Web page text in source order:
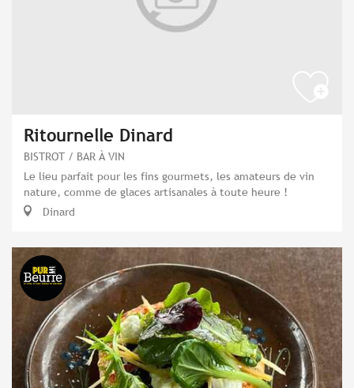
Ritournelle Dinard
BISTROT / BAR À VIN
Le lieu parfait pour les fins gourmets, les amateurs de vin
nature, comme de glaces artisanales à toute heure !
Dinard